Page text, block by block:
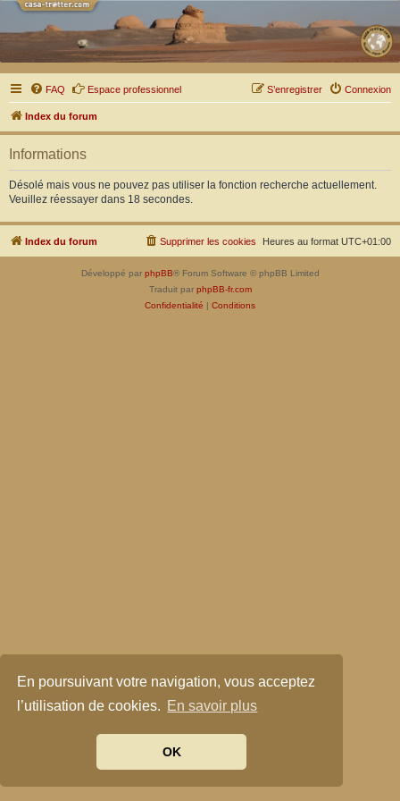
En poursuivant votre navigation, vous acceptez
l’utilisation de cookies. En savoir plus
OK
FAQ Espace professionnel Connexion
S’enregistrer
Index du forum
Informations
Désolé mais vous ne pouvez pas utiliser la fonction recherche actuellement.
Veuillez réessayer dans 18 secondes.
Index du forum Heures au format UTC+01:00
Supprimer les cookies
Développé par phpBB® Forum Software © phpBB Limited
Traduit par phpBB-fr.com
Confidentialité | Conditions